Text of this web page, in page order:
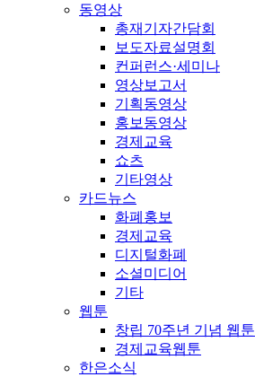
동영상
총재기자간담회
보도자료설명회
컨퍼런스·세미나
영상보고서
기획동영상
홍보동영상
경제교육
쇼츠
기타영상
카드뉴스
화폐홍보
경제교육
디지털화폐
소셜미디어
기타
웹툰
창립 70주년 기념 웹툰
경제교육웹툰
한은소식